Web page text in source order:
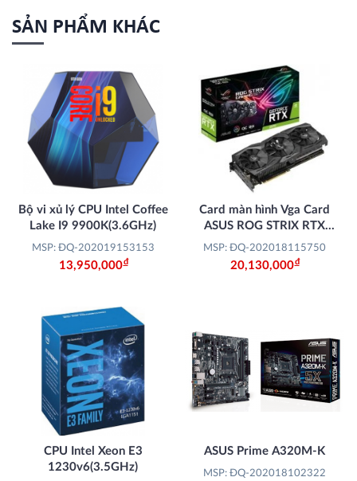
SẢN PHẨM KHÁC
Bộ vi xủ lý CPU Intel Coffee
Lake I9 9900K(3.6GHz)
MSP: ĐQ-202019153153
13,950,000Đ
Card màn hình Vga Card
ASUS ROG STRIX RTX
2070-O8G GAMING
MSP: ĐQ-202018115750
20,130,000Đ
CPU Intel Xeon E3
1230v6(3.5GHz)
ASUS Prime A320M-K
MSP: ĐQ-202018102322